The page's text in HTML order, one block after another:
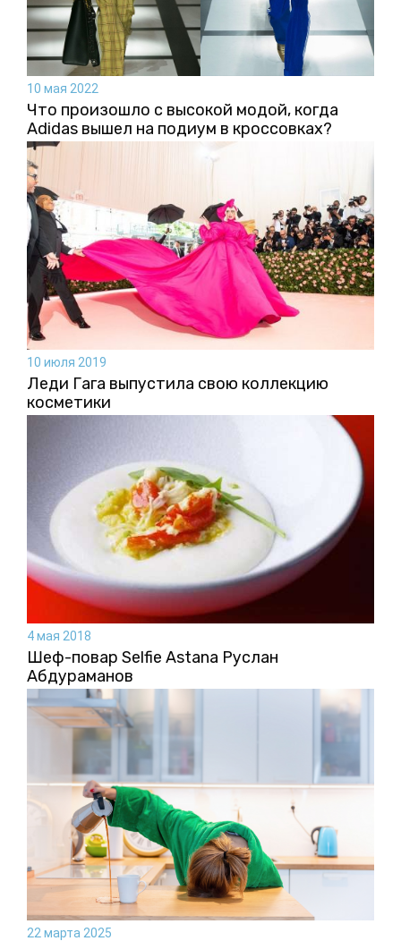
10 мая 2022
Что произошло с высокой модой, когда
Adidas вышел на подиум в кроссовках?
10 июля 2019
Леди Гага выпустила свою коллекцию
косметики
4 мая 2018
Шеф-повар Selfie Astana Руслан
Абдураманов
22 марта 2025